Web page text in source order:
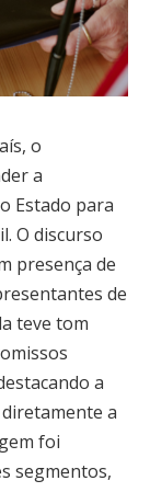
o
a
Estado para
O discurso
presença de
de
teve tom
a
a
foi
segmentos,